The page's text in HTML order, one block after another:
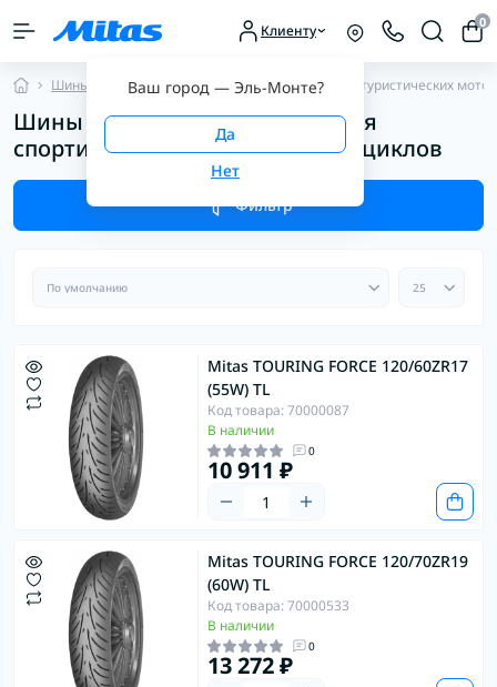
Клиенту
Ваш город — Эль-Монте?
0
Шины для мотоциклов Шины для спортивно-туристических
Шины Mitas TOURING FORCE для
спортивно-туристических мотоциклов
Фильтр
Mitas TOURING FORCE 120/60ZR17
(55W) TL
Код товара: 70000087
В наличии
0
10 911 ₽
Mitas TOURING FORCE 120/70ZR19
(60W) TL
Код товара: 70000533
В наличии
0
13 272 ₽